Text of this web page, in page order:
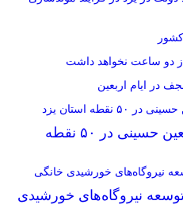
دو ساعت نخواهد داشت
در ایام اربعین
برگزاری پیاده روی اربعین حسینی در ۵۰ نقطه
نیروگاه‌های خورشیدی